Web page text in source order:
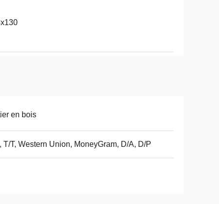
en bois
T/T, Western Union, MoneyGram, D/A, D/P